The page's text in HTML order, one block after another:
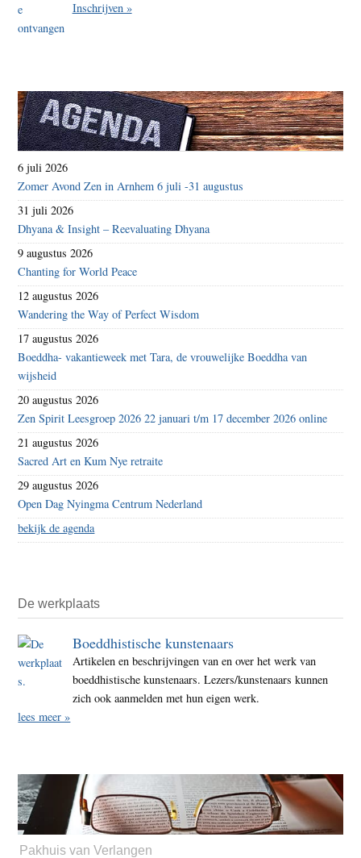
Inschrijven »
6 juli 2026
Zomer Avond Zen in Arnhem 6 juli -31 augustus
31 juli 2026
Dhyana & Insight – Reevaluating Dhyana
9 augustus 2026
Chanting for World Peace
12 augustus 2026
Wandering the Way of Perfect Wisdom
17 augustus 2026
Boeddha- vakantieweek met Tara, de vrouwelijke Boeddha van
wijsheid
20 augustus 2026
Zen Spirit Leesgroep 2026 22 januari t/m 17 december 2026 online
21 augustus 2026
Sacred Art en Kum Nye retraite
29 augustus 2026
Open Dag Nyingma Centrum Nederland
bekijk de agenda
De werkplaats
Boeddhistische kunstenaars
Artikelen en beschrijvingen van en over het werk van
boeddhistische kunstenaars. Lezers/kunstenaars kunnen
zich ook aanmelden met hun eigen werk.
lees meer »
Pakhuis van Verlangen